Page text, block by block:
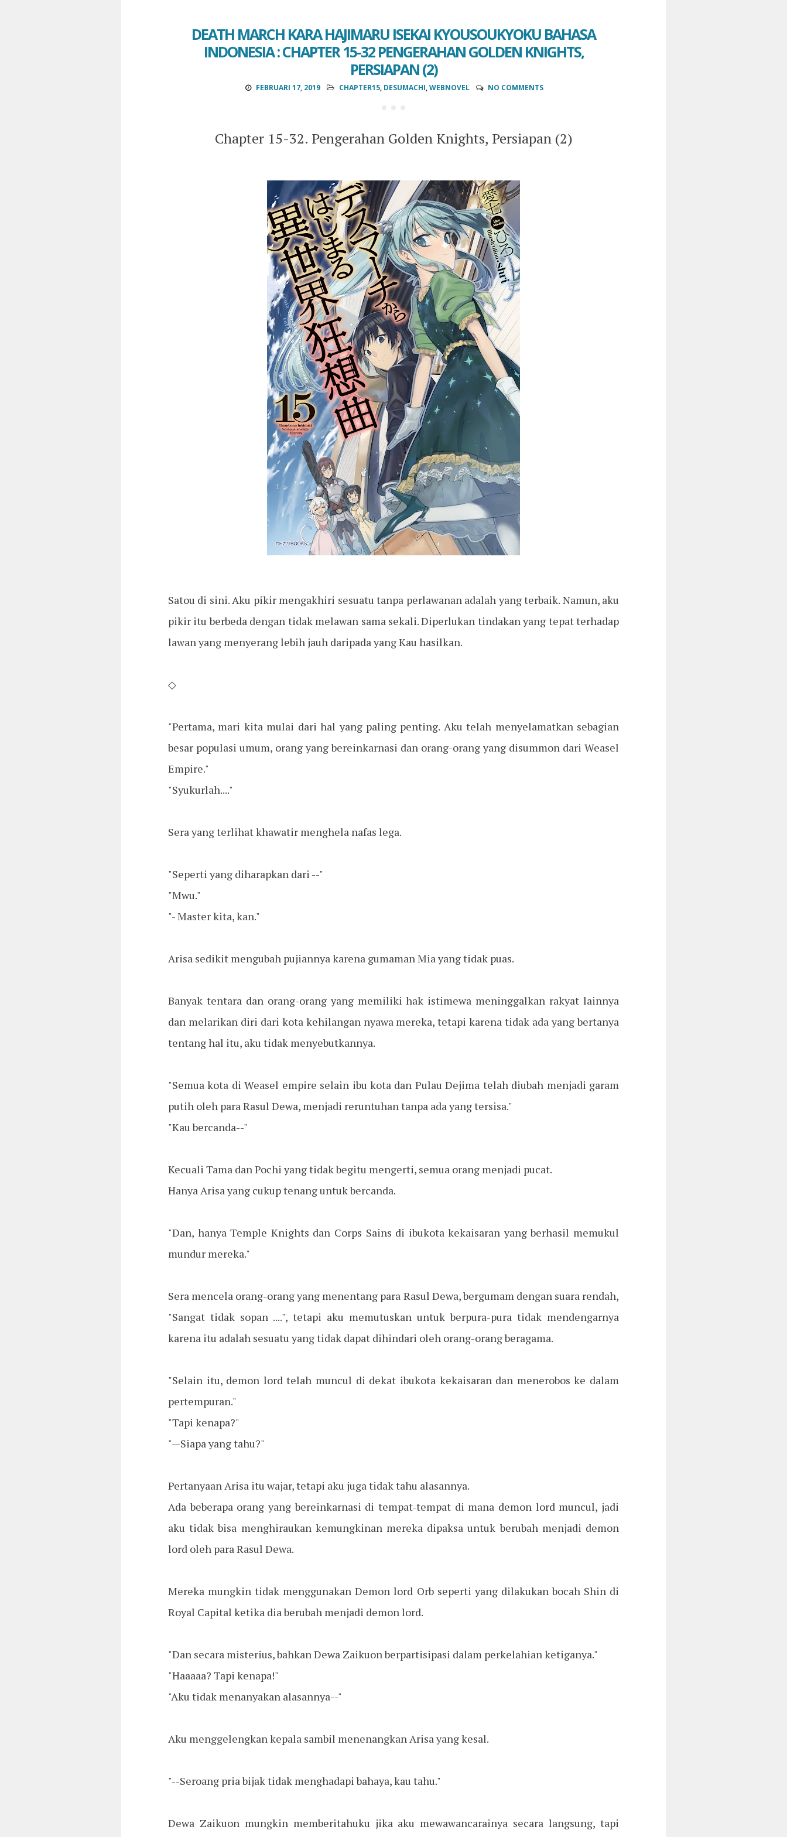
DEATH MARCH KARA HAJIMARU ISEKAI KYOUSOUKYOKU BAHASA
INDONESIA : CHAPTER 15-32 PENGERAHAN GOLDEN KNIGHTS,
PERSIAPAN (2)
FEBRUARI 17, 2019 CHAPTER15, DESUMACHI,WEBNOVEL NO COMMENTS
Chapter 15-32. Pengerahan Golden Knights, Persiapan (2)
Satou di sini. Aku pikir mengakhiri sesuatu tanpa perlawanan adalah yang terbaik. Namun, aku
pikir itu berbeda dengan tidak melawan sama sekali. Diperlukan tindakan yang tepat terhadap
lawan yang menyerang lebih jauh daripada yang Kau hasilkan.
◇
"Pertama, mari kita mulai dari hal yang paling penting. Aku telah menyelamatkan sebagian
besar populasi umum, orang yang bereinkarnasi dan orang-orang yang disummon dari Weasel
Empire."
"Syukurlah...."
Sera yang terlihat khawatir menghela nafas lega.
"Seperti yang diharapkan dari --"
"Mwu."
"- Master kita, kan."
Arisa sedikit mengubah pujiannya karena gumaman Mia yang tidak puas.
Banyak tentara dan orang-orang yang memiliki hak istimewa meninggalkan rakyat lainnya
dan melarikan diri dari kota kehilangan nyawa mereka, tetapi karena tidak ada yang bertanya
tentang hal itu, aku tidak menyebutkannya.
"Semua kota di Weasel empire selain ibu kota dan Pulau Dejima telah diubah menjadi garam
putih oleh para Rasul Dewa, menjadi reruntuhan tanpa ada yang tersisa."
"Kau bercanda--"
Kecuali Tama dan Pochi yang tidak begitu mengerti, semua orang menjadi pucat.
Hanya Arisa yang cukup tenang untuk bercanda.
"Dan, hanya Temple Knights dan Corps Sains di ibukota kekaisaran yang berhasil memukul
mundur mereka."
Sera mencela orang-orang yang menentang para Rasul Dewa, bergumam dengan suara rendah,
"Sangat tidak sopan ....", tetapi aku memutuskan untuk berpura-pura tidak mendengarnya
karena itu adalah sesuatu yang tidak dapat dihindari oleh orang-orang beragama.
"Selain itu, demon lord telah muncul di dekat ibukota kekaisaran dan menerobos ke dalam
pertempuran."
"Tapi kenapa?"
"—Siapa yang tahu?"
Pertanyaan Arisa itu wajar, tetapi aku juga tidak tahu alasannya.
Ada beberapa orang yang bereinkarnasi di tempat-tempat di mana demon lord muncul, jadi
aku tidak bisa menghiraukan kemungkinan mereka dipaksa untuk berubah menjadi demon
lord oleh para Rasul Dewa.
Mereka mungkin tidak menggunakan Demon lord Orb seperti yang dilakukan bocah Shin di
Royal Capital ketika dia berubah menjadi demon lord.
"Dan secara misterius, bahkan Dewa Zaikuon berpartisipasi dalam perkelahian ketiganya."
"Haaaaa? Tapi kenapa!"
"Aku tidak menanyakan alasannya--"
Aku menggelengkan kepala sambil menenangkan Arisa yang kesal.
"--Seroang pria bijak tidak menghadapi bahaya, kau tahu."
Dewa Zaikuon mungkin memberitahuku jika aku mewawancarainya secara langsung, tapi